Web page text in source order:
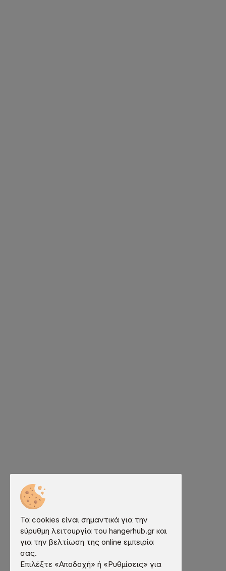
Τα cookies είναι σημαντικά για την
εύρυθμη λειτουργία του hangerhub.gr και
για την βελτίωση της online εμπειρία
σας.
Επιλέξτε «Αποδοχή» ή «Ρυθμίσεις» για